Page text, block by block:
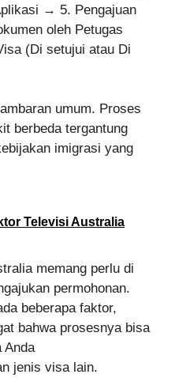
→ 5. Pengajuan
oleh Petugas
(Di setujui atau Di
umum. Proses
berbeda tergantung
imigrasi yang
Televisi Australia
memang perlu di
permohonan.
beberapa faktor,
bahwa prosesnya bisa
Anda
jenis visa lain.